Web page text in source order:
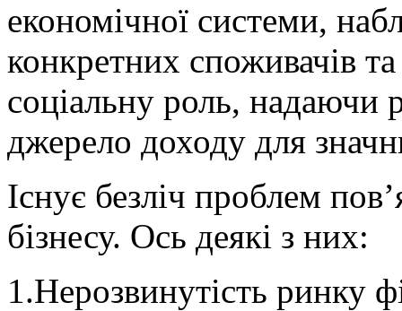
економічної системи,
конкретних споживачів
соціальну роль, надаючи
джерело доходу для
Існує безліч проблем
бізнесу. Ось деякі з них:
1.Нерозвинутість ринку